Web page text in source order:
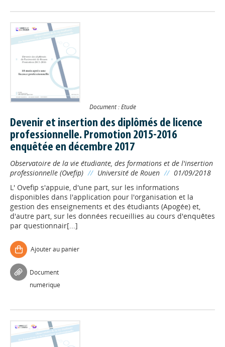
Document : Etude
Devenir et insertion des diplômés de licence
professionnelle. Promotion 2015-2016
enquêtée en décembre 2017
Observatoire de la vie étudiante, des formations et de l'insertion
professionnelle (Ovefip) // Université de Rouen // 01/09/2018
L' Ovefip s'appuie, d'une part, sur les informations
disponibles dans l'application pour l'organisation et la
gestion des enseignements et des étudiants (Apogée) et,
d'autre part, sur les données recueillies au cours d'enquêtes
par questionnair[...]
Ajouter au panier
Document
numérique